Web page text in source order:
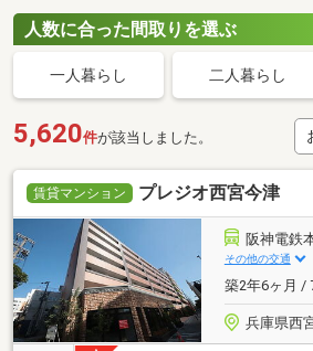
人数に合った間取りを選ぶ
一人暮らし 二人暮らし
5,620件が該当しました。
賃貸マンション プレジオ西宮今津
阪神電鉄
その他の交通
築2年6ヶ月 /
兵庫県西